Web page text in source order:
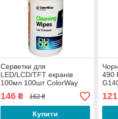
Серветки для
LED/LCD/TFT екранів
100мл 100шт ColorWay
CW-1071
146₴ 162 ₴
Купити
490
121